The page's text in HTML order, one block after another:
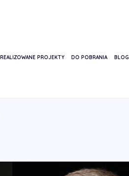
REALIZOWANE PROJEKTY DO POBRANIA BLOG